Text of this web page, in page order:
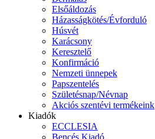
Elsőáldozás
Házasságkötés/Évforduló
Húsvét
Karácsony
Keresztelő
Konfirmáció
Nemzeti ünnepek
Papszentelés
Születésnap/Névnap
Akciós szentévi termékeink
Kiadók
ECCLESIA
Bencés Kiadó